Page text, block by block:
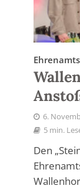
6.
5 min.
Den